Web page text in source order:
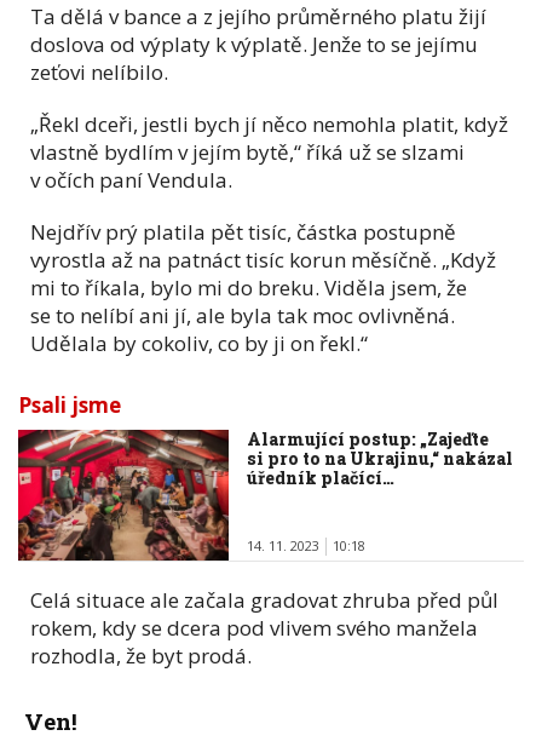
Ta dělá v bance a z jejího průměrného platu žijí
doslova od výplaty k výplatě. Jenže to se jejímu
zeťovi nelíbilo.
„Řekl dceři, jestli bych jí něco nemohla platit, když
vlastně bydlím v jejím bytě,“ říká už se slzami
v očích paní Vendula.
Nejdřív prý platila pět tisíc, částka postupně
vyrostla až na patnáct tisíc korun měsíčně. „Když
mi to říkala, bylo mi do breku. Viděla jsem, že
se to nelíbí ani jí, ale byla tak moc ovlivněná.
Udělala by cokoliv, co by ji on řekl.“
Psali jsme
Alarmující postup: „Zajeďte
si pro to na Ukrajinu,“ nakázal
úředník plačící…
14. 11. 2023 10:18
Celá situace ale začala gradovat zhruba před půl
rokem, kdy se dcera pod vlivem svého manžela
rozhodla, že byt prodá.
Ven!